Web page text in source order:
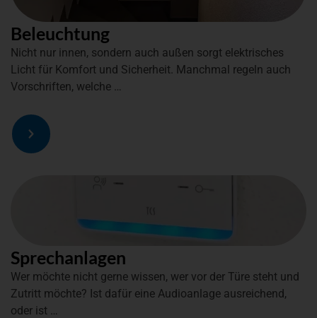
Beleuchtung
Nicht nur innen, sondern auch außen sorgt elektrisches
Licht für Komfort und Sicherheit. Manchmal regeln auch
Vorschriften, welche …
Sprechanlagen
Wer möchte nicht gerne wissen, wer vor der Türe steht und
Zutritt möchte? Ist dafür eine Audioanlage ausreichend,
oder ist …